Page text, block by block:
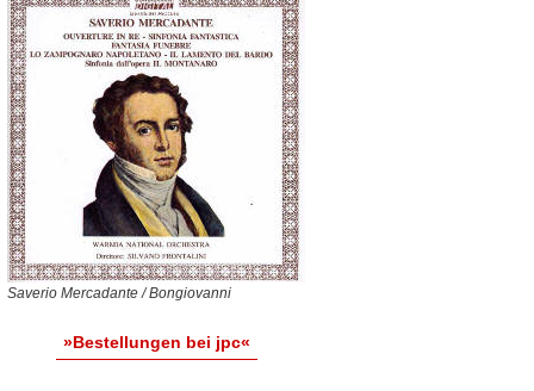
Saverio Mercadante / Bongiovanni
»Bestellungen bei jpc«